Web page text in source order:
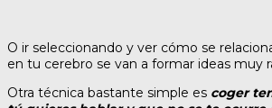
O ir seleccionando y ver cómo se
en tu cerebro se van a formar ideas muy
Otra técnica bastante simple es coger